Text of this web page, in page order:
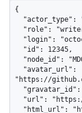
{
"https://